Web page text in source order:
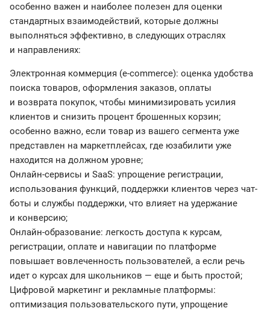
особенно важен и наиболее полезен для оценки
стандартных взаимодействий, которые должны
выполняться эффективно, в следующих отраслях
и направлениях:
Электронная коммерция (e-commerce): оценка удобства
поиска товаров, оформления заказов, оплаты
и возврата покупок, чтобы минимизировать усилия
клиентов и снизить процент брошенных корзин;
особенно важно, если товар из вашего сегмента уже
представлен на маркетплейсах, где юзабилити уже
находится на должном уровне;
Онлайн-сервисы и SaaS: упрощение регистрации,
использования функций, поддержки клиентов через чат-
боты и службы поддержки, что влияет на удержание
и конверсию;
Онлайн-образование: легкость доступа к курсам,
регистрации, оплате и навигации по платформе
повышает вовлеченность пользователей, а если речь
идет о курсах для школьников — еще и быть простой;
Цифровой маркетинг и рекламные платформы:
оптимизация пользовательского пути, упрощение